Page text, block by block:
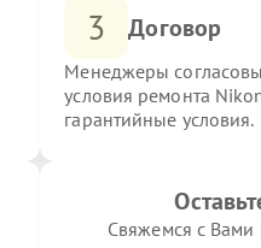
3 Договор
Менеджеры
условия ремонта
гарантийные условия.
Свяжемся с Вами